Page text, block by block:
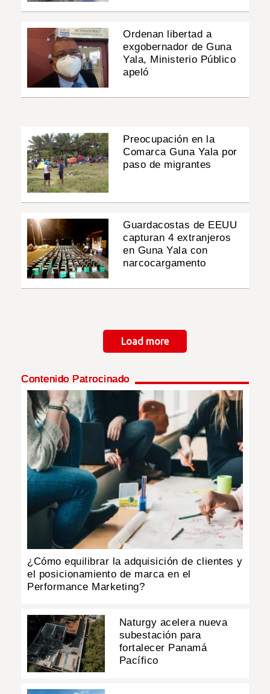
Ordenan libertad a
exgobernador de Guna
Yala, Ministerio Público
apeló
Preocupación en la
Comarca Guna Yala por
paso de migrantes
Guardacostas de EEUU
capturan 4 extranjeros
en Guna Yala con
narcocargamento
Load more
Contenido Patrocinado
¿Cómo equilibrar la adquisición de clientes y
el posicionamiento de marca en el
Performance Marketing?
Naturgy acelera nueva
subestación para
fortalecer Panamá
Pacífico